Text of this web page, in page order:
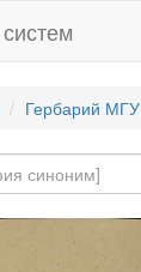
Гербарий МГУ